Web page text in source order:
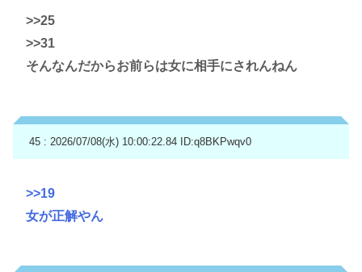
>>25
>>31
そんなんだからお前らは女に相手にされんねん
45 : 2026/07/08(水) 10:00:22.84 ID:q8BKPwqv0
>>19
女が正解やん